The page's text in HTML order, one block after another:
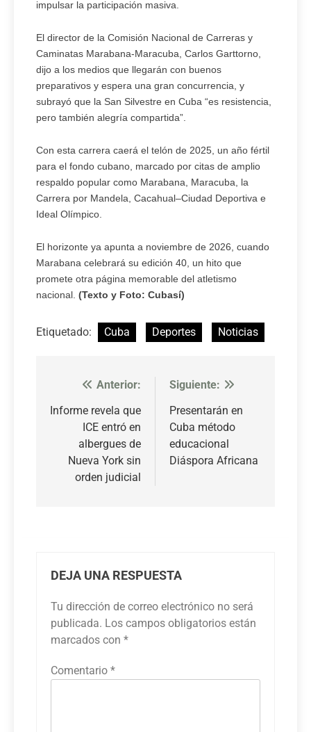
impulsar la participación masiva.
El director de la Comisión Nacional de Carreras y
Caminatas Marabana-Maracuba, Carlos Garttorno,
dijo a los medios que llegarán con buenos
preparativos y espera una gran concurrencia, y
subrayó que la San Silvestre en Cuba “es resistencia,
pero también alegría compartida”.
Con esta carrera caerá el telón de 2025, un año fértil
para el fondo cubano, marcado por citas de amplio
respaldo popular como Marabana, Maracuba, la
Carrera por Mandela, Cacahual–Ciudad Deportiva e
Ideal Olímpico.
El horizonte ya apunta a noviembre de 2026, cuando
Marabana celebrará su edición 40, un hito que
promete otra página memorable del atletismo
nacional. (Texto y Foto: Cubasí)
Etiquetado: Cuba Deportes Noticias
Navegación
de
entradas
Anterior:
Informe revela que
ICE entró en
albergues de
Nueva York sin
orden judicial
Siguiente:
Presentarán en
Cuba método
educacional
Diáspora Africana
DEJA UNA RESPUESTA
Tu dirección de correo electrónico no será
publicada. Los campos obligatorios están
marcados con *
Comentario *